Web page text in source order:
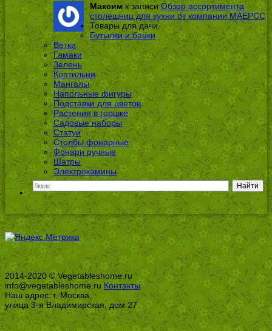
Максимк записиОбзор ассортимента
столешниц для кухни от компании МАЕРСС
Товары для дачи
Бутылки и банки
Ветки
Гамаки
Зелень
Коптильни
Мангалы
Напольные фигуры
Подставки для цветов
Растения в горшке
Садовые наборы
Статуи
Столбы фонарные
Фонари ручные
Шатры
Электрокамины
2014-2020 © Vegetableshome.ru
info@vegetableshome.ru Контакты
Наш адрес: г. Москва,
улица 3-я Владимирская, дом 27